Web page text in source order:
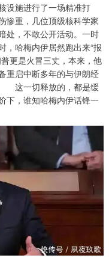
施进行了一场精准打
惨重，几位顶级核科学家
，不敢公开活动。一时
，哈梅内伊居然跑出来“报
更是火冒三丈，本来，他
重启中断多年的与伊朗经
这一切释放的，都是缓
下，谁知哈梅内伊话锋一